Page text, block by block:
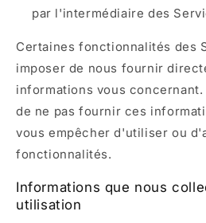
par l'intermédiaire des
Certaines fonctionnalités des
imposer de nous fournir
informations vous
de ne pas fournir ces
vous empêcher d'utiliser ou
fonctionnalités.
Informations que nous
utilisation